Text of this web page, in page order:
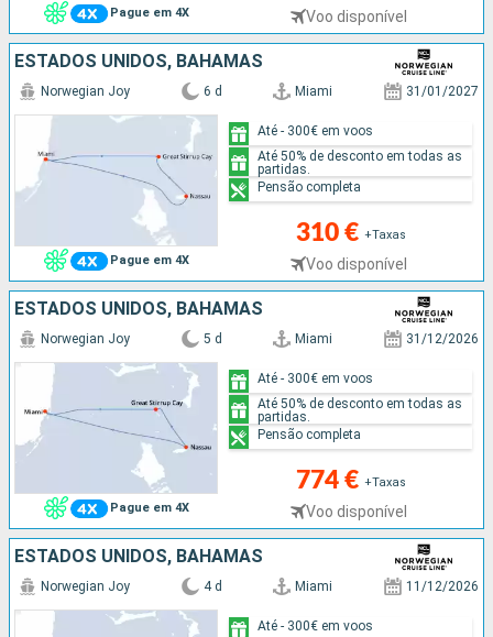
Pague em 4X Voo disponível
ESTADOS UNIDOS, BAHAMAS
Pague em 4X
Norwegian Joy 6 d Miami 31/01/2027
310 € +Taxas
Voo disponível
Até - 300€ em voos
Até 50% de desconto em todas as
partidas.
Pensão completa
ESTADOS UNIDOS, BAHAMAS
Pague em 4X
Norwegian Joy 5 d Miami 31/12/2026
774 € +Taxas
Voo disponível
Até - 300€ em voos
Até 50% de desconto em todas as
partidas.
Pensão completa
ESTADOS UNIDOS, BAHAMAS
Norwegian Joy 4 d Miami 11/12/2026
Até - 300€ em voos